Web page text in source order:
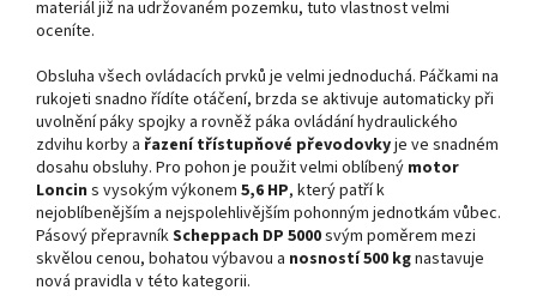
materiál již na udržovaném pozemku, tuto vlastnost velmi
oceníte.
Obsluha všech ovládacích prvků je velmi jednoduchá. Páčkami na
rukojeti snadno řídíte otáčení, brzda se aktivuje automaticky při
uvolnění páky spojky a rovněž páka ovládání hydraulického
zdvihu korby a řazení třístupňové převodovkyje ve snadném
dosahu obsluhy. Pro pohon je použit velmi oblíbený motor
Loncin s vysokým výkonem 5,6 HP, který patří k
nejoblíbenějším a nejspolehlivějším pohonným jednotkám vůbec.
Pásový přepravníkScheppach DP 5000svým poměrem mezi
skvělou cenou, bohatou výbavou a nosností 500 kgnastavuje
nová pravidla v této kategorii.